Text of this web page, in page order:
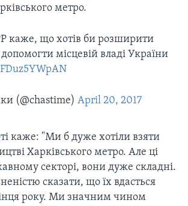
метро.
каже, що хотів би розширити
місцевій владі України
(@chastime) April 20, 2017
каже: "Ми б дуже хотіли взяти
Харківського метро. Але ці
секторі, вони дуже складні.
сказати, що їх вдасться
року. Ми значним чином